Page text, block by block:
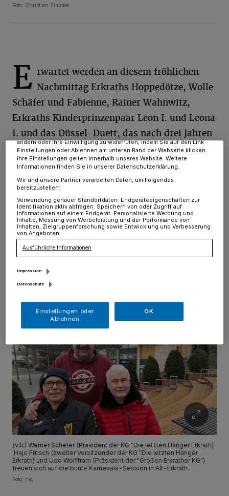
Foto: Christian Zimmer
E rwartet werden an diesem fröhlichen
Nachmittag Erkraths Hoppedötze, Wolle
Schäfer und Fabienne, Rainer Wahnwitz,
Erkraths Kinderprinzenpaar Leon I. und Leona
I. und das Düssel-Duett, das nach drei Jahren
das erste Mal wieder auf der Bühne steht. Für
die weitere musikalische Unterhaltung sorgt
Dj Frank Spehl. „Die Veranstaltung ist
Kaffee und Kuchen“, verspricht Präsident und
erster Vorsitzender der „Letzten Hänger
Erkrath“ Werner Scheter. Ein kleiner Tipp für
alle, die in ihrer Mobilität etwas
eingeschränkt sind: Der Bürgerbus hält quasi
direkt vor der Tür.
(v.li.) Werner Scheter (Präsident der KG "Die letzten Hänger Erkrath)
,Hajo Fritsch (zweiter Vorsitzender der KG "Die letzten Hänger
Erkrath) und Udo Wolffram (Präsident der "Großen Erkrather KG")
freuen sich auf die bunte Karnevals-Session in Alt-Erkrath.
Foto: nic
Wir und unsere218
-Partner speichern und greifen auf
personenbezogene Daten wie Browserdaten oder eindeutige
Kennungen auf Ihrem Gerät zu. Durch Auswahl von OK aktivieren Sie
Tracking-Technologien für die unter „Wir und unsere Partner
verarbeiten Daten, um Ihnen Dienste bereitzustellen“ aufgeführten
Zwecke. Wenn Tracker deaktiviert sind, sind manche Inhalte und
dieses Menü jederzeit wieder aufrufen, um Ihre Einstellungen zu
ändern oder Ihre Einwilligung zu widerrufen, indem Sie auf den Link
Einstellungen oder Ablehnen am unteren Rand der Webseite klicken.
Ihre Einstellungen gelten innerhalb unseres Website. Weitere
Informationen finden Sie in unserer Datenschutzerklärung.
Wir und unsere Partner verarbeiten Daten, um Folgendes
bereitzustellen:
Verwendung genauer Standortdaten. Endgeräteeigenschaften zur
Identifikation aktiv abfragen. Speichern von oder Zugriff auf
Informationen auf einem Endgerät. Personalisierte Werbung und
Inhalte, Messung von Werbeleistung und der Performance von
Inhalten, Zielgruppenforschung sowie Entwicklung und Verbesserung
von Angeboten.
Ausführliche Informationen
Impressum
Datenschutz
Einstellungen oder
Ablehnen
OK